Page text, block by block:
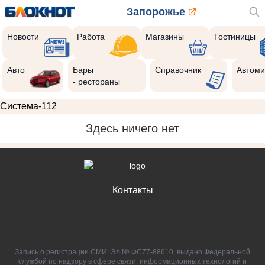
Запорожье
Новости Работа Магазины Гостиницы
Авто
Бары
- рестораны
Справочник
Система-112
Здесь ничего нет
Контакты
Запись о регистрации СМИ: Эл № ФС77-88610, выдано Федеральной
службой по надзору в сфере связи, информационных технологий и